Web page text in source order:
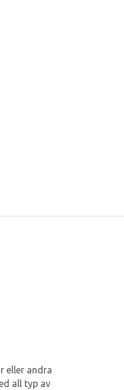
eller andra
all typ av